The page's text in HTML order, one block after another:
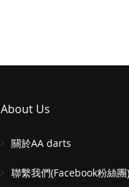
About Us
關於AA darts
聯繫我們(Facebook粉絲團)